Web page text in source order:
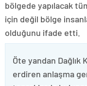
bölgede yapılacak
için değil bölge
olduğunu ifade etti.
Öte yandan Dağlık
erdiren anlaşma